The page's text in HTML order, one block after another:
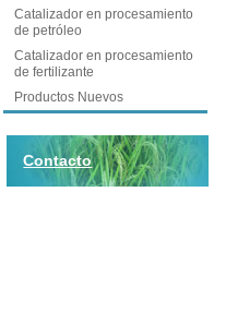
Catalizador en procesamiento
de petróleo
Catalizador en procesamiento
de fertilizante
Productos Nuevos
Contacto